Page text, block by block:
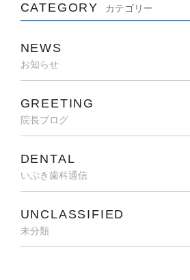
CATEGORY カテゴリー
NEWS
お知らせ
GREETING
院長ブログ
DENTAL
いぶき歯科通信
UNCLASSIFIED
未分類